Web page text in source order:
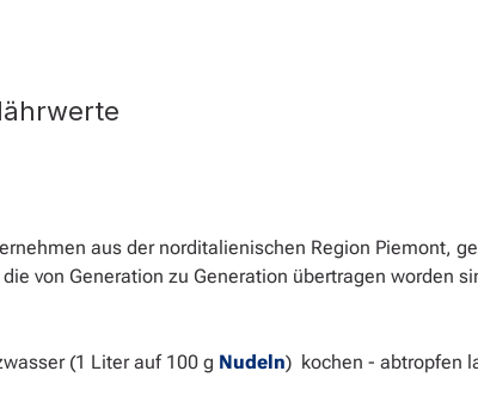
aus der norditalienischen Region Piemont,
von Generation zu Generation übertragen worden
(1 Liter auf 100 g Nudeln) kochen - abtropfen